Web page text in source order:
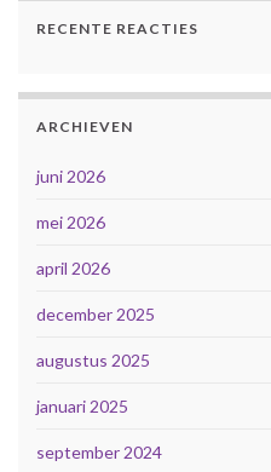
RECENTE REACTIES
ARCHIEVEN
juni 2026
mei 2026
april 2026
december 2025
augustus 2025
januari 2025
september 2024